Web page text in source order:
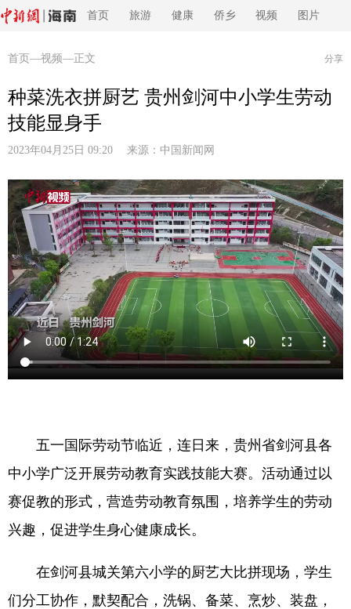
首页 旅游 健康 侨乡 视频 图片
首页 —视频—正文 分享
种菜洗衣拼厨艺 贵州剑河中小学生劳动
技能显身手
2023年04月25日 09:20 来源： 中国新闻网
五一国际劳动节临近，连日来，贵州省剑河县各
中小学广泛开展劳动教育实践技能大赛。活动通过以
赛促教的形式，营造劳动教育氛围，培养学生的劳动
兴趣，促进学生身心健康成长。
在剑河县城关第六小学的厨艺大比拼现场，学生
们分工协作，默契配合，洗锅、备菜、烹炒、装盘，